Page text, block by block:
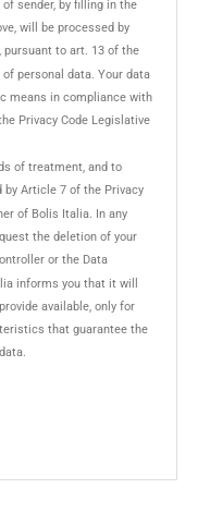
sender, by filling in the
will be processed by
pursuant to art. 13 of the
personal data. Your data
means in compliance with
Privacy Code Legislative
of treatment, and to
Article 7 of the Privacy
of Bolis Italia. In any
the deletion of your
or the Data
informs you that it will
available, only for
that guarantee the